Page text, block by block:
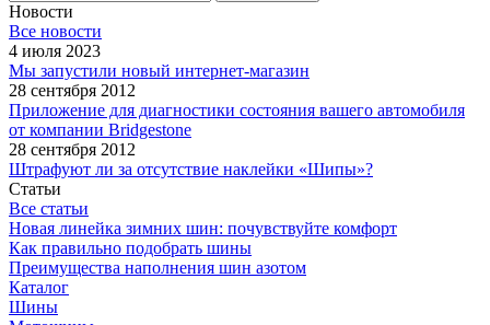
Новости
Все новости
4 июля 2023
Мы запустили новый интернет-магазин
28 сентября 2012
Приложение для диагностики состояния вашего автомобиля
от компании Bridgestone
28 сентября 2012
Штрафуют ли за отсутствие наклейки «Шипы»?
Статьи
Все статьи
Новая линейка зимних шин: почувствуйте комфорт
Как правильно подобрать шины
Преимущества наполнения шин азотом
Каталог
Шины